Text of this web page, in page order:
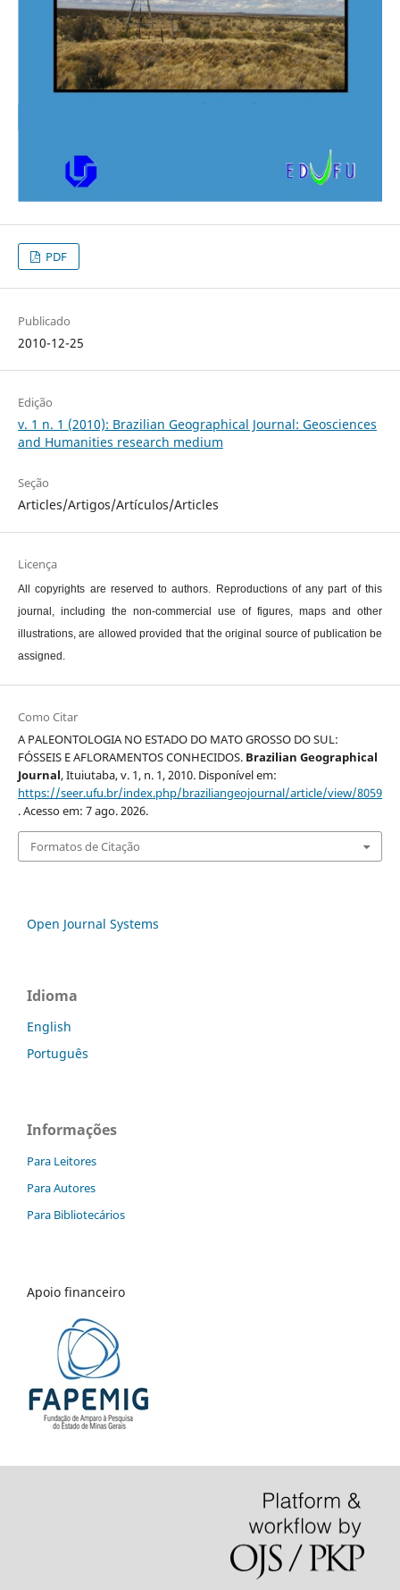
PDF
Publicado
2010-12-25
Edição
v. 1 n. 1 (2010): Brazilian Geographical Journal: Geosciences
and Humanities research medium
Seção
Articles/Artigos/Artículos/Articles
Licença
All copyrights are reserved to authors. Reproductions of any part of this
journal, including the non-commercial use of figures, maps and other
illustrations, are allowed provided that the original source of publication be
assigned.
Como Citar
A PALEONTOLOGIA NO ESTADO DO MATO GROSSO DO SUL:
FÓSSEIS E AFLORAMENTOS CONHECIDOS. Brazilian Geographical
Journal, Ituiutaba, v. 1, n. 1, 2010. Disponível em:
https://seer.ufu.br/index.php/braziliangeojournal/article/view/8059
. Acesso em: 7 ago. 2026.
Formatos de Citação
Open Journal Systems
Idioma
English
Português
Informações
Para Leitores
Para Autores
Para Bibliotecários
Apoio financeiro